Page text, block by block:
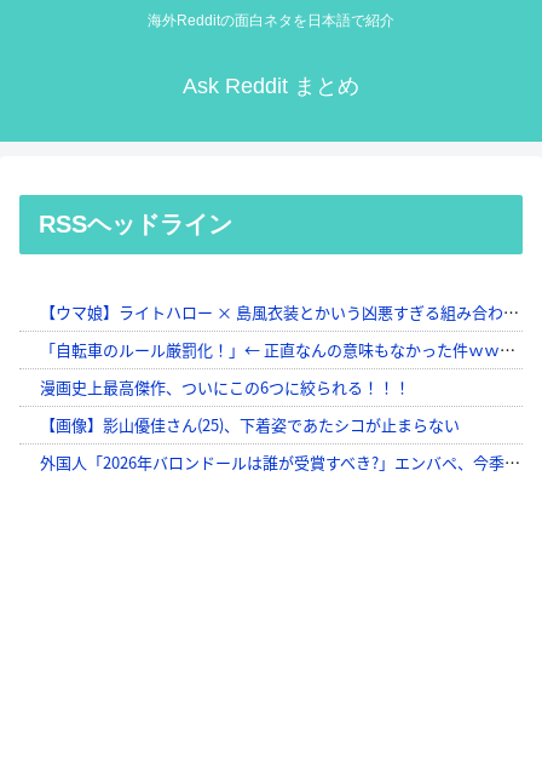
海外Redditの面白ネタを日本語で紹介
Ask Reddit まとめ
RSSヘッドライン